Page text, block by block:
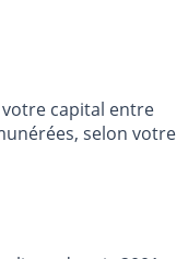
offre.
capital entre
selon votre